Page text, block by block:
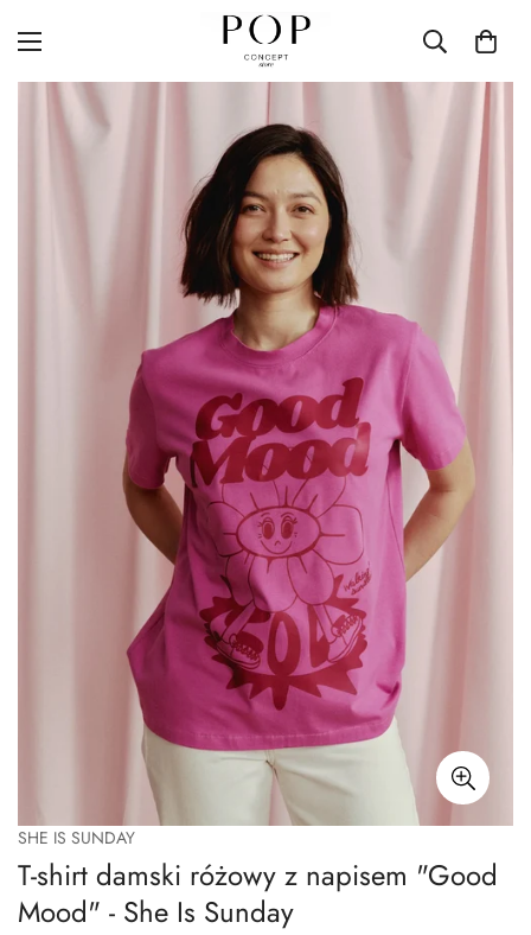
SHE IS SUNDAY
T-shirt damski różowy z napisem "Good
Mood" - She Is Sunday